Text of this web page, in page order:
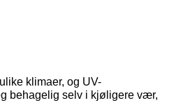
klimaer, og UV-
behagelig selv i kjøligere vær,